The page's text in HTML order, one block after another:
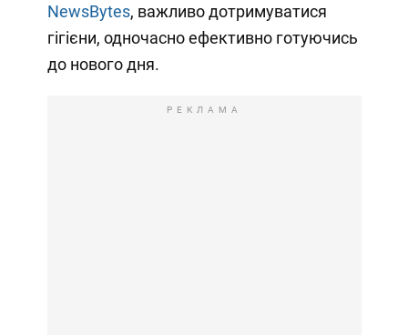
NewsBytes, важливо дотримуватися
гігієни, одночасно ефективно готуючись
до нового дня.
РЕКЛАМА